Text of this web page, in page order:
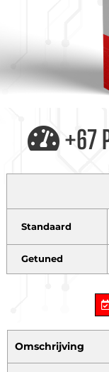
+67
Standaard
Getuned
Omschrijving